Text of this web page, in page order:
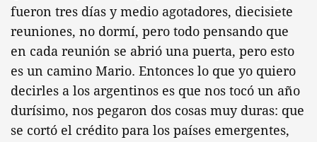
fueron tres días y medio agotadores, diecisiete
reuniones, no dormí, pero todo pensando que
en cada reunión se abrió una puerta, pero esto
es un camino Mario. Entonces lo que yo quiero
decirles a los argentinos es que nos tocó un año
durísimo, nos pegaron dos cosas muy duras: que
se cortó el crédito para los países emergentes,